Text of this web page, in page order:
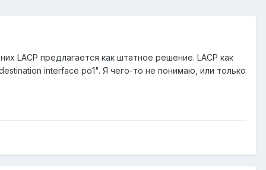
LACP предлагается как штатное решение. LACP как
interface po1". Я чего-то не понимаю, или только